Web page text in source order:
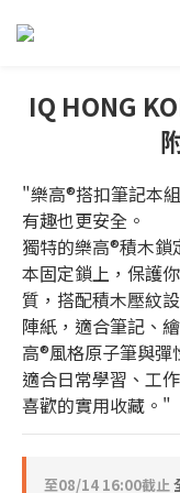
IQ HONG
"樂高®搭扣筆記本
有趣也更安全。
獨特的樂高®積木
本固定鎖上，保護
質，搭配積木壓紋
陣紙，適合筆記、
高®風格原子筆與彈
適合日常學習、工
喜歡的實用收藏。"
至08/14 16:00截止